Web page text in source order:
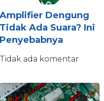
Amplifier Dengung
Tidak Ada Suara? Ini
Penyebabnya
Tidak ada komentar